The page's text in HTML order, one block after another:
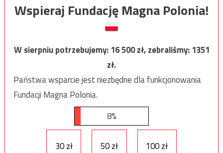
Wspieraj Fundację Magna Polonia!
W sierpniu potrzebujemy:16 500zł, zebraliśmy:1351
zł.
Państwa wsparcie jest niezbędne dla funkcjonowania
Fundacji Magna Polonia.
8%
30 zł 50 zł 100 zł